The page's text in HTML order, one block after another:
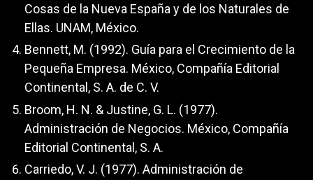
Cosas de la Nueva España y de los Naturales de
Ellas. UNAM, México.
Bennett, M. (1992). Guía para el Crecimiento de la
Pequeña Empresa. México, Compañía Editorial
Continental, S. A. de C. V.
Broom, H. N. & Justine, G. L. (1977).
Administración de Negocios. México, Compañía
Editorial Continental, S. A.
Carriedo, V. J. (1977). Administración de